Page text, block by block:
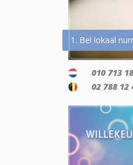
1. Bel lokaal
010 713
02 788 12